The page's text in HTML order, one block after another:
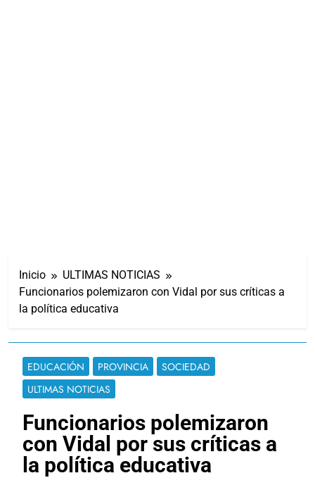
Inicio
ULTIMAS NOTICIAS
Funcionarios polemizaron con Vidal por sus críticas a
la política educativa
EDUCACIÓN PROVINCIA
SOCIEDAD
ULTIMAS NOTICIAS
Funcionarios polemizaron
con Vidal por sus críticas a
la política educativa